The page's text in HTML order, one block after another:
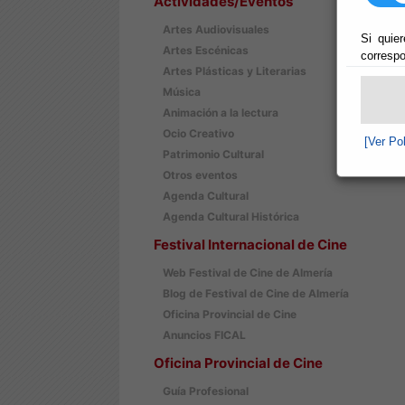
Si
[Ver
Artes Audiovisuales
Artes Escénicas
Artes Plásticas y Literarias
Música
Animación a la lectura
Ocio Creativo
Patrimonio Cultural
Otros eventos
Agenda Cultural
Agenda Cultural Histórica
Festival Internacional de Cine
Web Festival de Cine de Almería
Blog de Festival de Cine de Almería
Oficina Provincial de Cine
Anuncios FICAL
Oficina Provincial de Cine
Guía Profesional